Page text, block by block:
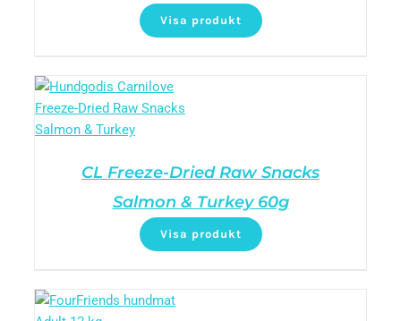
Visa produkt
CL Freeze-Dried Raw Snacks
Salmon & Turkey 60g
Visa produkt